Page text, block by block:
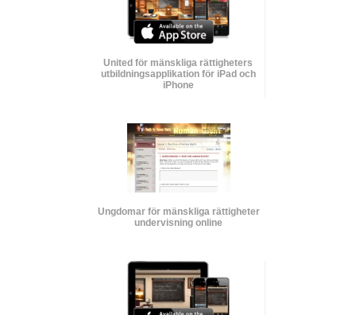
United för mänskliga rättigheters
utbildnings­applikation för iPad och
iPhone
Ungdomar för mänskliga rättigheter
undervisning online